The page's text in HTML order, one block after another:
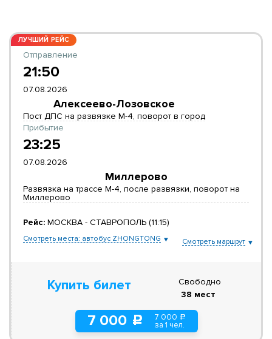
ЛУЧШИЙ РЕЙС
Отправление
21:50
07.08.2026
Алексеево-Лозовское
Пост ДПС на развязке М-4, поворот в город
Прибытие
23:25
07.08.2026
Миллерово
Развязка на трассе М-4, после развязки, поворот на
Миллерово
Рейс: МОСКВА - СТАВРОПОЛЬ (11:15)
Смотреть места: автобус ZHONGTONG Смотреть маршрут
Купить билет
7 000 c 7 000 a
за 1 чел.
Свободно
38 мест